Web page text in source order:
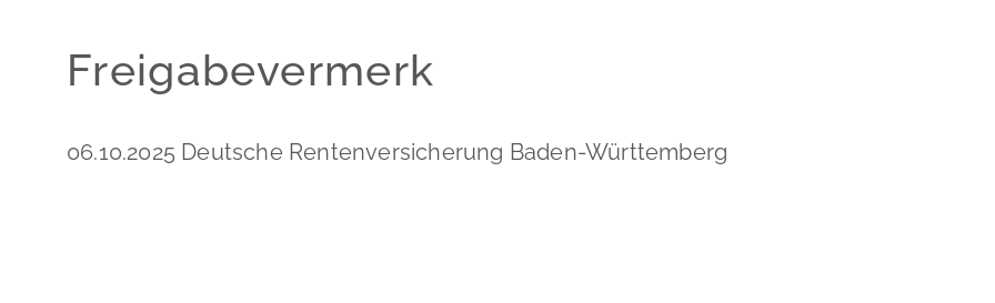
Freigabevermerk
06.10.2025 Deutsche Rentenversicherung Baden-Württemberg